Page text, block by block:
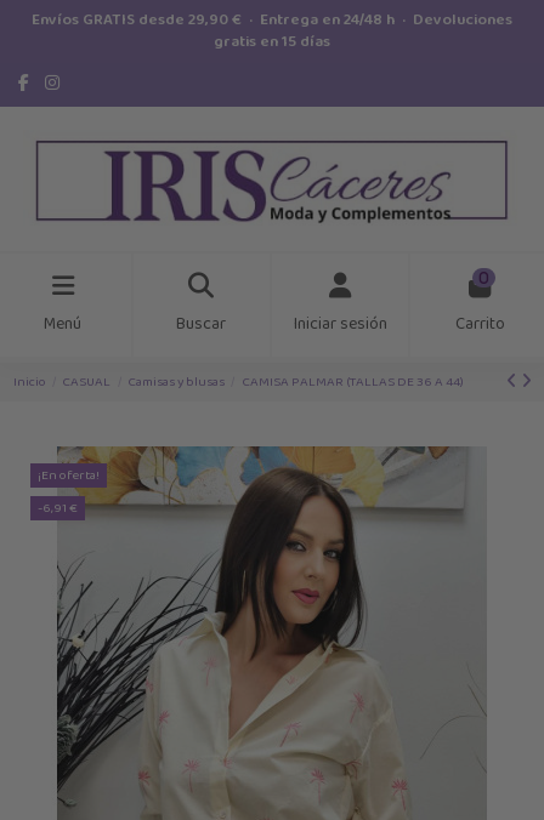
Envíos GRATIS desde 29,90 € · Entrega en 24/48 h · Devoluciones
gratis en 15 días
Menú Buscar Iniciar sesión
0
Carrito
Inicio CASUAL Camisas y blusas CAMISA PALMAR (TALLAS DE 36 A 44)
¡En oferta!
-6,91 €